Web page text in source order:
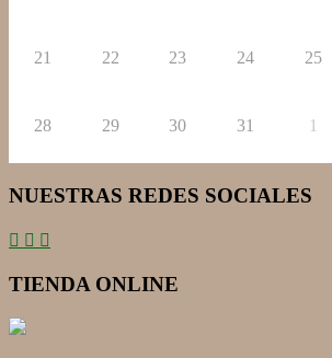
21 22 23 24 25
28 29 30 31 1
NUESTRAS REDES SOCIALES
TIENDA ONLINE